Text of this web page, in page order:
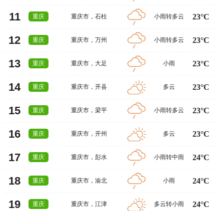
11 重庆 重庆市 ，石柱 小雨转多云 23°C
12 重庆 重庆市 ，万州 小雨转多云 23°C
13 重庆 重庆市 ， 大足 小雨 23°C
14 重庆 重庆市 ，开县 多云 23°C
15 重庆 重庆市 ，梁平 小雨转多云 23°C
16 重庆 重庆市 ，开州 多云 23°C
17 重庆 重庆市 ，彭水 小雨转中雨 24°C
18 重庆 重庆市 ，渝北 小雨 24°C
19 重庆 重庆市 ，江津 多云转小雨 24°C